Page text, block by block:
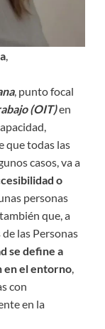
,
, punto focal
(OIT)en
que todas las
casos, va a
o
personas
que, a
las Personas
se define a
en el entorno,
con
en la